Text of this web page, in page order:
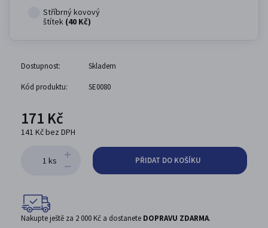
Stříbrný kovový
štítek (40 Kč)
Dostupnost: Skladem
Kód produktu: SE0080
171 Kč
141 Kč bez DPH
ks PŘIDAT DO KOŠÍKU
Nakupte ještě za 2 000 Kč a dostanete DOPRAVU ZDARMA.